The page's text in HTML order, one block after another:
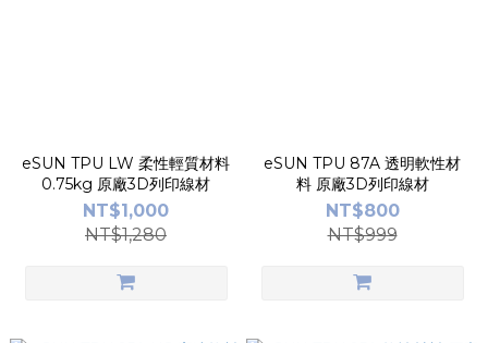
eSUN TPU LW 柔性輕質材料
0.75kg 原廠3D列印線材
NT$1,000
NT$1,280
eSUN TPU 87A 透明軟性材
料 原廠3D列印線材
NT$800
NT$999